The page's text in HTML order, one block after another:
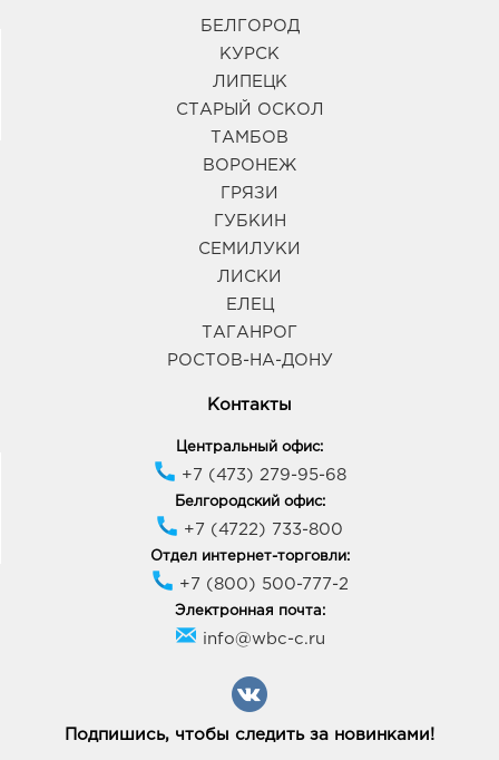
БЕЛГОРОД
КУРСК
ЛИПЕЦК
СТАРЫЙ ОСКОЛ
ТАМБОВ
ВОРОНЕЖ
ГРЯЗИ
ГУБКИН
СЕМИЛУКИ
ЛИСКИ
ЕЛЕЦ
ТАГАНРОГ
РОСТОВ-НА-ДОНУ
Контакты
Центральный офис:
+7 (473) 279-95-68
Белгородский офис:
+7 (4722) 733-800
Отдел интернет-торговли:
+7 (800) 500-777-2
Электронная почта:
info@wbc-c.ru
Подпишись, чтобы следить за новинками!